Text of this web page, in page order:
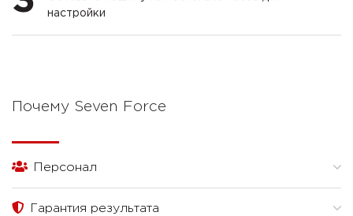
настройки
Почему Seven Force
Персонал
Гарантия результата